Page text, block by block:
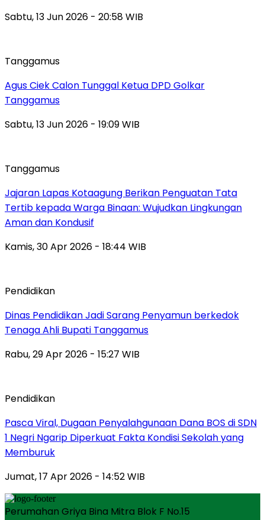
Sabtu, 13 Jun 2026 - 20:58 WIB
Tanggamus
Agus Ciek Calon Tunggal Ketua DPD Golkar
Tanggamus
Sabtu, 13 Jun 2026 - 19:09 WIB
Tanggamus
Jajaran Lapas Kotaagung Berikan Penguatan Tata
Tertib kepada Warga Binaan: Wujudkan Lingkungan
Aman dan Kondusif
Kamis, 30 Apr 2026 - 18:44 WIB
Pendidikan
Dinas Pendidikan Jadi Sarang Penyamun berkedok
Tenaga Ahli Bupati Tanggamus
Rabu, 29 Apr 2026 - 15:27 WIB
Pendidikan
Pasca Viral, Dugaan Penyalahgunaan Dana BOS di SDN
1 Negri Ngarip Diperkuat Fakta Kondisi Sekolah yang
Memburuk
Jumat, 17 Apr 2026 - 14:52 WIB
Perumahan Griya Bina Mitra Blok F No.15